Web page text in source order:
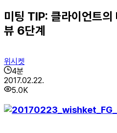
미팅 TIP: 클라이언트의
뷰 6단계
위시켓
4분
2017.02.22.
5.0K